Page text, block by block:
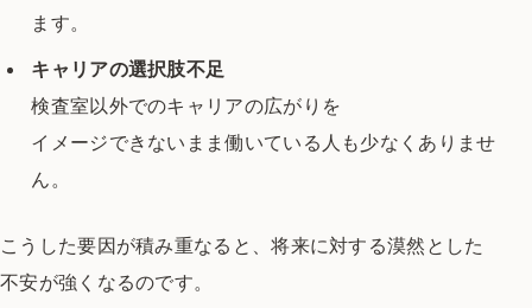
ます。
キャリアの選択肢不足
検査室以外でのキャリアの広がりを
イメージできないまま働いている人も少なくありませ
ん。
こうした要因が積み重なると、将来に対する漠然とした
不安が強くなるのです。